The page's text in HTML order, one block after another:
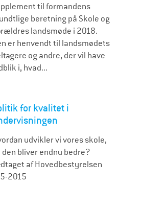
til formandens
beretning på Skole og
landsmøde i 2018.
er henvendt til landsmødets
og andre, der vil have
i, hvad...
for kvalitet i
udvikler vi vores skole,
den bliver endnu bedre?
af Hovedbestyrelsen
2015